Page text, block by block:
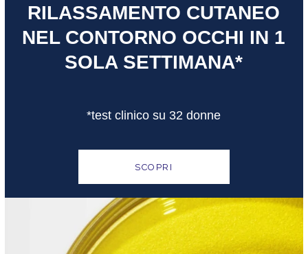
RILASSAMENTO CUTANEO
NEL CONTORNO OCCHI IN 1
SOLA SETTIMANA*
*test clinico su 32 donne
SCOPRI